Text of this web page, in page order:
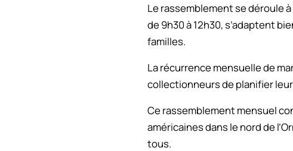
Le rassemblement se déroule
de 9h30 à 12h30, s’adaptent
familles.
La récurrence mensuelle de
collectionneurs de planifier
Ce rassemblement mensuel
américaines dans le nord de
tous.